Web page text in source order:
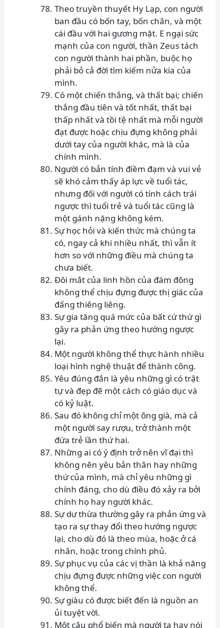
Theo truyền thuyết Hy Lạp, con người
ban đầu có bốn tay, bốn chân, và một
cái đầu với hai gương mặt. E ngại sức
mạnh của con người, thần Zeus tách
con người thành hai phần, buộc họ
phải bỏ cả đời tìm kiếm nửa kia của
mình.
Có một chiến thắng, và thất bại; chiến
thắng đầu tiên và tốt nhất, thất bại
thấp nhất và tồi tệ nhất mà mỗi người
đạt được hoặc chịu đựng không phải
dưới tay của người khác, mà là của
chính mình.
Người có bản tính điềm đạm và vui vẻ
sẽ khó cảm thấy áp lực về tuổi tác,
nhưng đối với người có tính cách trái
ngược thì tuổi trẻ và tuổi tác cũng là
một gánh nặng không kém.
Sự học hỏi và kiến thức mà chúng ta
có, ngay cả khi nhiều nhất, thì vẫn ít
hơn so với những điều mà chúng ta
chưa biết.
Đôi mắt của linh hồn của đám đông
không thể chịu đựng được thị giác của
đấng thiêng liêng.
Sự gia tăng quá mức của bất cứ thứ gì
gây ra phản ứng theo hướng ngược
lại.
Một người không thể thực hành nhiều
loại hình nghệ thuật để thành công.
Yêu đúng đắn là yêu những gì có trật
tự và đẹp đẽ một cách có giáo dục và
có kỷ luật.
Sau đó không chỉ một ông già, mà cả
một người say rượu, trở thành một
đứa trẻ lần thứ hai.
Những ai có ý định trở nên vĩ đại thì
không nên yêu bản thân hay những
thứ của mình, mà chỉ yêu những gì
chính đáng, cho dù điều đó xảy ra bởi
chính họ hay người khác.
Sự dư thừa thường gây ra phản ứng và
tạo ra sự thay đổi theo hướng ngược
lại, cho dù đó là theo mùa, hoặc ở cá
nhân, hoặc trong chính phủ.
Sự phục vụ của các vị thần là khả năng
chịu đựng được những việc con người
không thể.
Sự giàu có được biết đến là nguồn an
ủi tuyệt vời.
Một câu phổ biến mà người ta hay nói